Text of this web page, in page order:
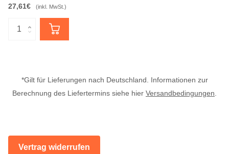
27,61€ (inkl. MwSt.)
*Gilt für Lieferungen nach Deutschland. Informationen zur
Berechnung des Liefertermins siehe hier Versandbedingungen.
Vertrag widerrufen